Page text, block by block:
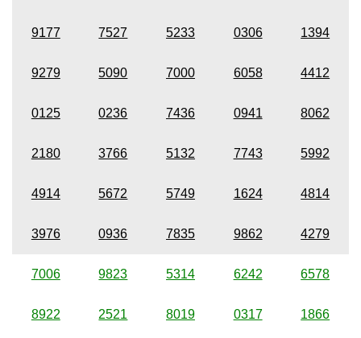
9177 7527 5233 0306 1394
9279 5090 7000 6058 4412
0125 0236 7436 0941 8062
2180 3766 5132 7743 5992
4914 5672 5749 1624 4814
3976 0936 7835 9862 4279
7006 9823 5314 6242 6578
8922 2521 8019 0317 1866